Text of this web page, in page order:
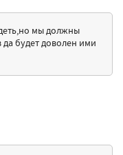
мы должны
да будет доволен ими